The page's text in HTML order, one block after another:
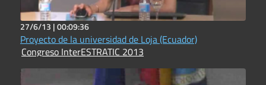
27/6/13 |00:09:36
Proyecto de la universidad de Loja (Ecuador)
Congreso InterESTRATIC 2013